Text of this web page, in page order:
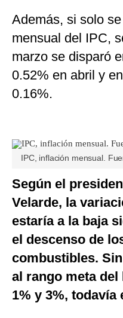
Además, si solo
mensual del IPC,
marzo se disparó
0.52% en abril y
0.16%.
IPC, inflación mensual.
Según el
Velarde, la
estaría a la baja
el descenso de
combustibles.
al rango meta
1% y 3%, todavía